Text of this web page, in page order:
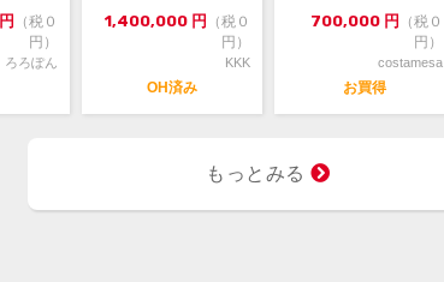
円
（税０
円）
ろろぽん
SW9
1,400,000 円
（税０
円）
KKK
OH済み
700,000 円
（税０
円）
costamesa
お買得
もっとみる